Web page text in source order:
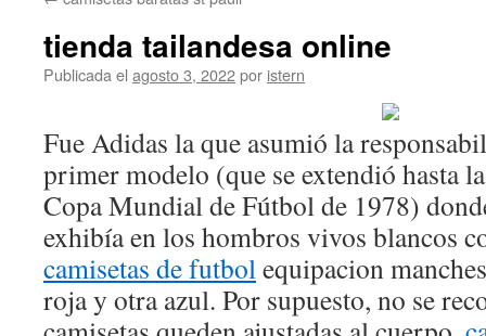
tienda tailandesa online
Publicada el agosto 3, 2022por istern
Fue Adidas la que asumió la
primer modelo (que se extendió hasta
Copa Mundial de Fútbol de 1978)
exhibía en los hombros vivos blancos
camisetas de futbolequipacion
roja y otra azul. Por supuesto, no se